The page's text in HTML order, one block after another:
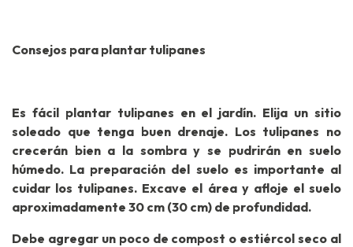
Consejos para plantar tulipanes
Es fácil plantar tulipanes en el jardín. Elija un sitio
soleado que tenga buen drenaje. Los tulipanes no
crecerán bien a la sombra y se pudrirán en suelo
húmedo. La preparación del suelo es importante al
cuidar los tulipanes. Excave el área y afloje el suelo
aproximadamente 30 cm (30 cm) de profundidad.
Debe agregar un poco de compost o estiércol seco al